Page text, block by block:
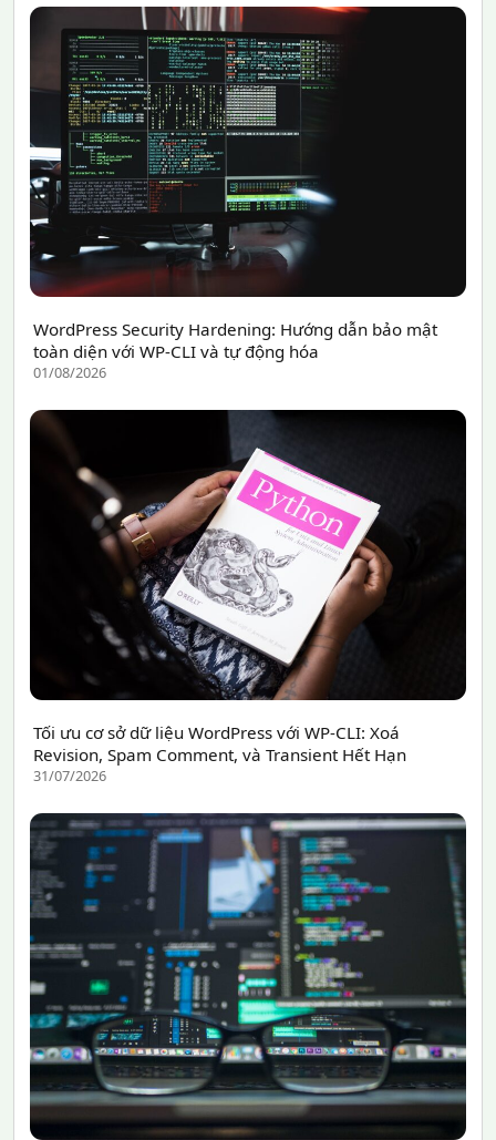
WordPress Security Hardening: Hướng dẫn bảo mật
toàn diện với WP-CLI và tự động hóa
01/08/2026
Tối ưu cơ sở dữ liệu WordPress với WP-CLI: Xoá
Revision, Spam Comment, và Transient Hết Hạn
31/07/2026